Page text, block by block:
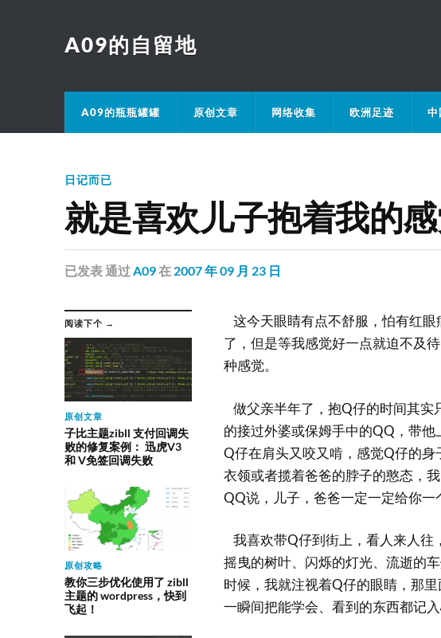
A09的自留地
A09的瓶瓶罐罐 原创文章 网络收集 欧洲足迹 中
日记而已
就是喜欢儿子抱着我的
已发表通过A09在 2007 年 09 月 23 日
阅读下个 →
原创文章
子比主题zibll 支付回调失
败的修复案例： 迅虎V3
和 V免签回调失败
原创攻略
教你三步优化使用了 zibll
主题的 wordpress，快到
飞起！
这今天眼睛有点不舒服，怕有红
了，但是等我感觉好一点就迫不及
种感觉。
做父亲半年了，抱Q仔的时间其实
的接过外婆或保姆手中的QQ，带
Q仔在肩头又咬又啃，感觉Q仔的
衣领或者揽着爸爸的脖子的憨态，
QQ说，儿子，爸爸一定一定给你一
我喜欢带Q仔到街上，看人来人往
摇曳的树叶、闪烁的灯光、流逝的
时候，我就注视着Q仔的眼睛，那
一瞬间把能学会、看到的东西都记